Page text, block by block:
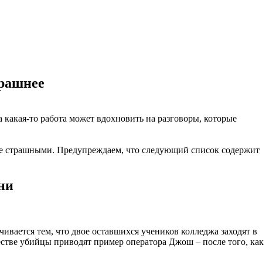
то работа может вдохновить на разговоры, которые
страшными. Предупреждаем, что следующий список содержит
тем, что двое оставшихся учеников колледжа заходят в
убийцы приводят пример оператора Джош – после того, как